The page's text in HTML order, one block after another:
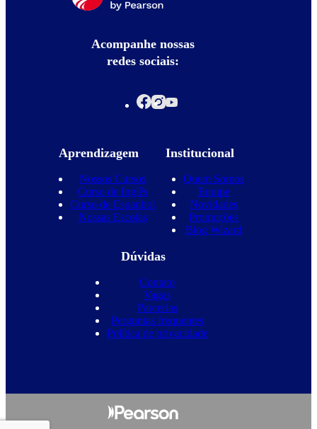
Acompanhe nossas
redes sociais:
Aprendizagem
Nossos Cursos
Curso de Inglês
Curso de Espanhol
Nossas Escolas
Institucional
Quem Somos
Equipe
Novidades
Promoções
Blog Wizard
Dúvidas
Contato
Vagas
Parcerias
Perguntas frequentes
Política de privacidade